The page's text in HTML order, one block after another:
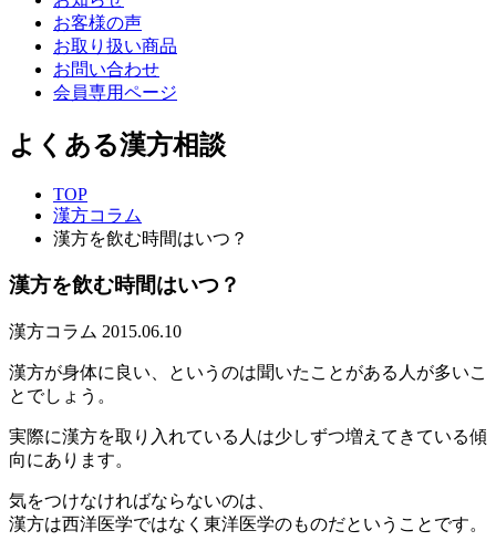
お客様の声
お取り扱い商品
お問い合わせ
会員専用ページ
よくある漢方相談
TOP
漢方コラム
漢方を飲む時間はいつ？
漢方を飲む時間はいつ？
漢方コラム 2015.06.10
漢方が身体に良い、というのは聞いたことがある人が多いこ
とでしょう。
実際に漢方を取り入れている人は少しずつ増えてきている傾
向にあります。
気をつけなければならないのは、
漢方は西洋医学ではなく東洋医学のものだということです。